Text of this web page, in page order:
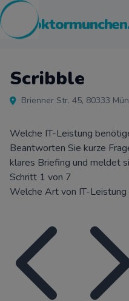
Scribble
Brienner Str. 45, 80333
Welche IT-Leistung
Beantworten Sie kurze
klares Briefing und meldet
Schritt 1 von 7
Welche Art von IT-Leistung